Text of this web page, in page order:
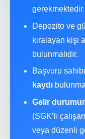
gerekmektedir.
Depozito ve
kiralayan kişi
bulunmalıdır.
Başvuru
kaydı
Gelir
(SGK’lı
veya düzenli